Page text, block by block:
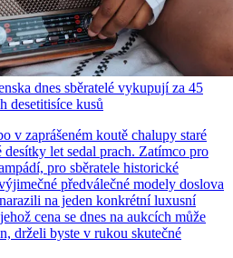
dnes sběratelé vykupují za 45
desetitisíce kusů
v zaprášeném koutě chalupy staré
let sedal prach. Zatímco pro
pro sběratele historické
předválečné modely doslova
na jeden konkrétní luxusní
cena se dnes na aukcích může
drželi byste v rukou skutečné